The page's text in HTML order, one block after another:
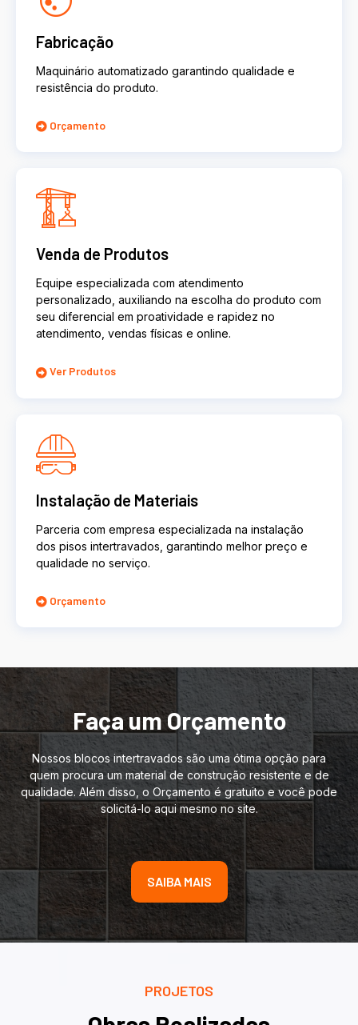
Fabricação
Maquinário automatizado garantindo qualidade e
resistência do produto.
Orçamento
Venda de Produtos
Equipe especializada com atendimento
personalizado, auxiliando na escolha do produto com
seu diferencial em proatividade e rapidez no
atendimento, vendas físicas e online.
Ver Produtos
Instalação de Materiais
Parceria com empresa especializada na instalação
dos pisos intertravados, garantindo melhor preço e
qualidade no serviço.
Orçamento
Faça um Orçamento
Nossos blocos intertravados são uma ótima opção para
quem procura um material de construção resistente e de
qualidade. Além disso, o Orçamento é gratuito e você pode
solicitá-lo aqui mesmo no site.
SAIBA MAIS
PROJETOS